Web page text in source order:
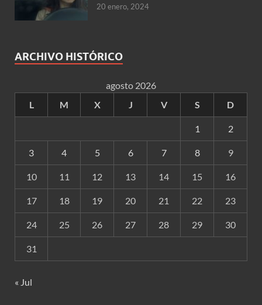
20 enero, 2024
ARCHIVO HISTÓRICO
agosto 2026
L
M X J V S D
1 2
3 4 5 6 7 8 9
10 11 12 13 14 15 16
17 18 19 20 21 22 23
24 25 26 27 28 29 30
31
« Jul